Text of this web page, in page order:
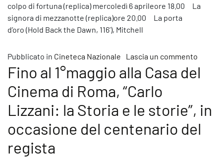
colpo di fortuna (replica) mercoledì 6 aprileore 18.00 La
signora di mezzanotte (replica)ore 20.00 La porta
d’oro (Hold Back the Dawn, 116’), Mitchell
Pubblicato in Cineteca Nazionale Lascia un commento
Fino al 1°maggio alla Casa del
Cinema di Roma, “Carlo
Lizzani: la Storia e le storie”, in
occasione del centenario del
regista